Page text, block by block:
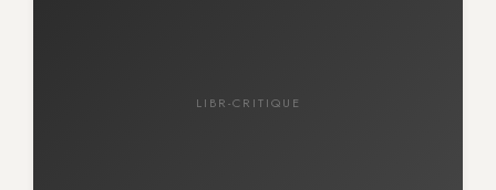
LIBR-CRITIQUE